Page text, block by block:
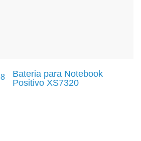
Bateria para Notebook
Positivo XS7320